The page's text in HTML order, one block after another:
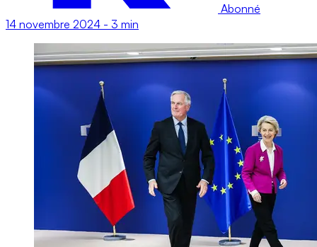
Abonné
14 novembre 2024 - 3 min